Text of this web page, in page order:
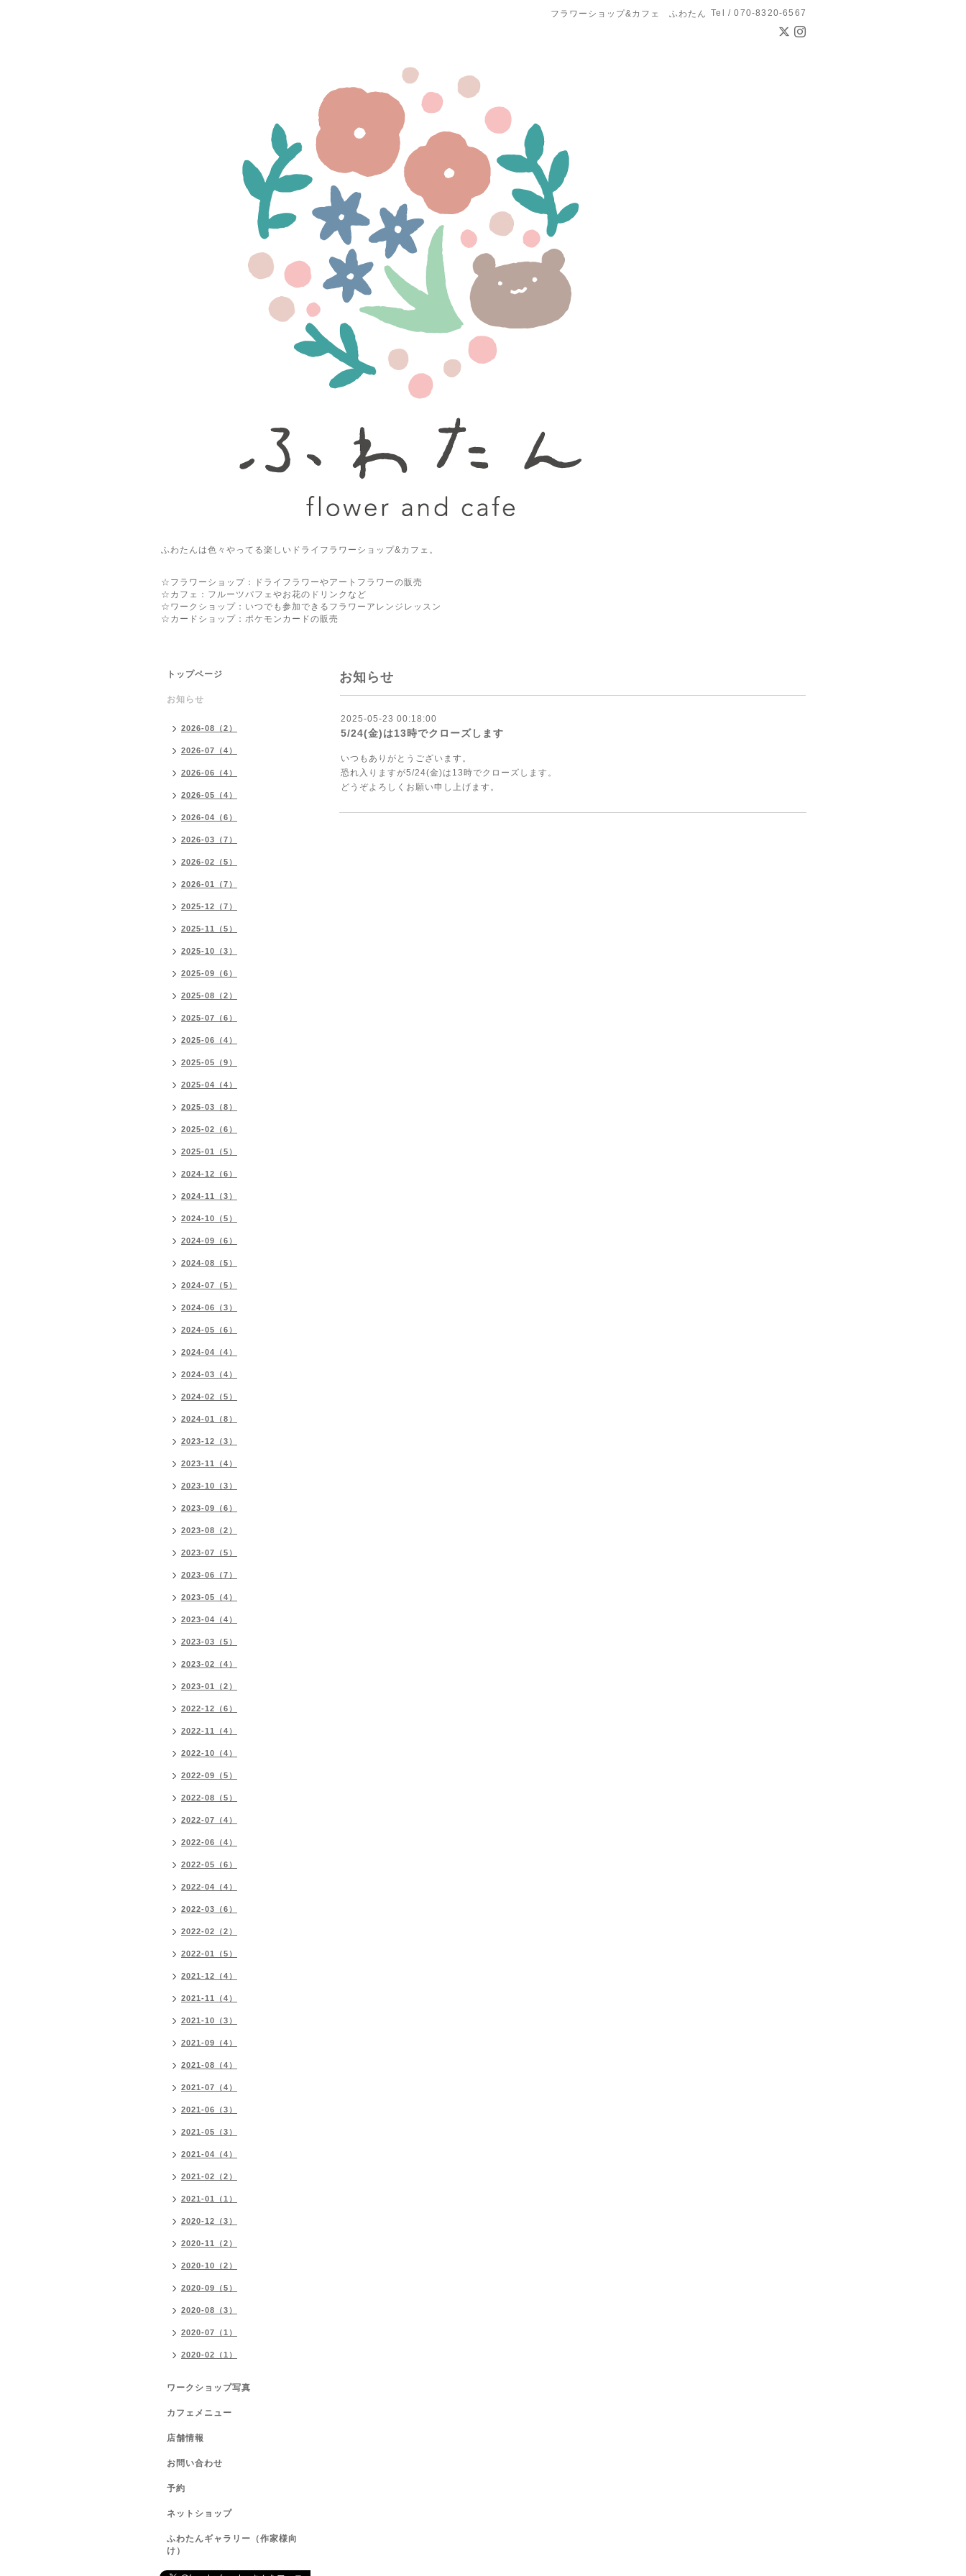
フラワーショップ&カフェ ふわたん Tel / 070-8320-6567
ふわたんは色々やってる楽しいドライフラワーショップ&カフェ。
☆フラワーショップ：ドライフラワーやアートフラワーの販売
☆カフェ：フルーツパフェやお花のドリンクなど
☆ワークショップ：いつでも参加できるフラワーアレンジレッスン
☆カードショップ：ポケモンカードの販売
お知らせ
2025-05-23 00:18:00
5/24(金)は13時でクローズします
いつもありがとうございます。
恐れ入りますが5/24(金)は13時でクローズします。
どうぞよろしくお願い申し上げます。
トップページ
お知らせ
2026-08（2）
2026-07（4）
2026-06（4）
2026-05（4）
2026-04（6）
2026-03（7）
2026-02（5）
2026-01（7）
2025-12（7）
2025-11（5）
2025-10（3）
2025-09（6）
2025-08（2）
2025-07（6）
2025-06（4）
2025-05（9）
2025-04（4）
2025-03（8）
2025-02（6）
2025-01（5）
2024-12（6）
2024-11（3）
2024-10（5）
2024-09（6）
2024-08（5）
2024-07（5）
2024-06（3）
2024-05（6）
2024-04（4）
2024-03（4）
2024-02（5）
2024-01（8）
2023-12（3）
2023-11（4）
2023-10（3）
2023-09（6）
2023-08（2）
2023-07（5）
2023-06（7）
2023-05（4）
2023-04（4）
2023-03（5）
2023-02（4）
2023-01（2）
2022-12（6）
2022-11（4）
2022-10（4）
2022-09（5）
2022-08（5）
2022-07（4）
2022-06（4）
2022-05（6）
2022-04（4）
2022-03（6）
2022-02（2）
2022-01（5）
2021-12（4）
2021-11（4）
2021-10（3）
2021-09（4）
2021-08（4）
2021-07（4）
2021-06（3）
2021-05（3）
2021-04（4）
2021-02（2）
2021-01（1）
2020-12（3）
2020-11（2）
2020-10（2）
2020-09（5）
2020-08（3）
2020-07（1）
2020-02（1）
ワークショップ写真
カフェメニュー
店舗情報
お問い合わせ
予約
ネットショップ
ふわたんギャラリー（作家様向
け）